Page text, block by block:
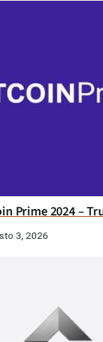
Prime 2024 –
3, 2026